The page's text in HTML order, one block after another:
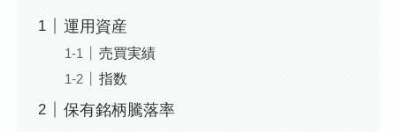
運用資産
売買実績
指数
保有銘柄騰落率